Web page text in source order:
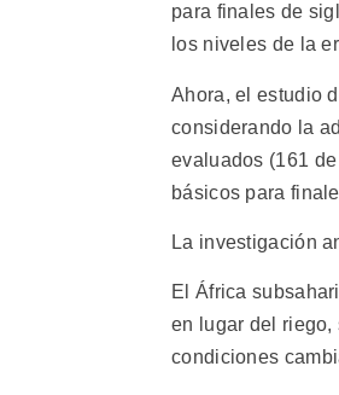
para finales de
los niveles de la
Ahora, el estudio
considerando la
evaluados (161
básicos para
La investigación
El África
en lugar del riego,
condiciones